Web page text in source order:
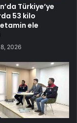
Türkiye’ye
53 kilo
ele
2026